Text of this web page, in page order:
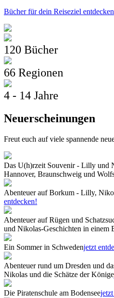
Bücher für dein Reiseziel entdecken
120 Bücher
66 Regionen
4 - 14 Jahre
Neuerscheinungen
Freut euch auf viele spannende
Das U(h)rzeit Souvenir - Lilly und
Hannover, Braunschweig und
Abenteuer auf Borkum - Lilly,
entdecken!
Abenteuer auf Rügen und
und Nikolas-Geschichten in einem
Ein Sommer in Schwedenjetzt
Abenteuer rund um Dresden und
Nikolas und die Schätze der Könige
Die Piratenschule am Bodensee